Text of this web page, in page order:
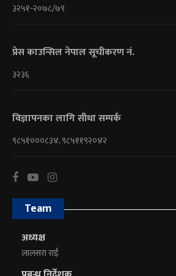
३२५१-२०७८/७९
प्रेस काउन्सिल नेपाल सूचीकरण नं.
३२३६
विज्ञापनका लागि सीधा सम्पर्क
९८५१०००८३४, ९८५११९२०४२
Team
अध्यक्ष
लालसरा राई